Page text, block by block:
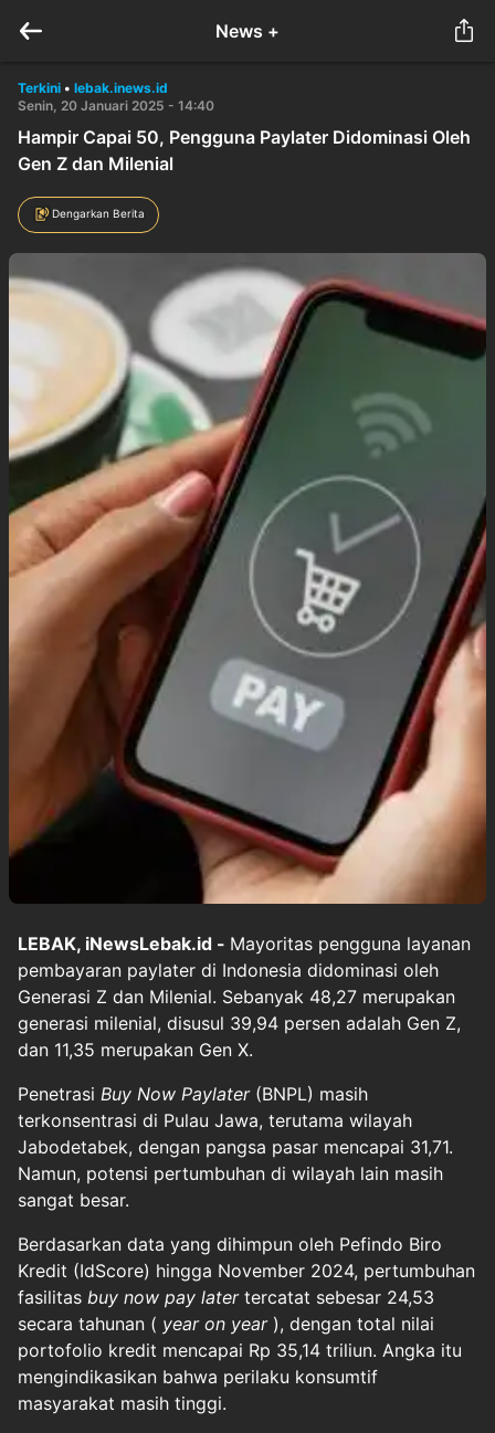
News +
Terkini • lebak.inews.id
Senin, 20 Januari 2025 - 14:40
Hampir Capai 50, Pengguna Paylater Didominasi Oleh
Gen Z dan Milenial
Dengarkan Berita
LEBAK, iNewsLebak.id - Mayoritas pengguna layanan
pembayaran paylater di Indonesia didominasi oleh
Generasi Z dan Milenial. Sebanyak 48,27 merupakan
generasi milenial, disusul 39,94 persen adalah Gen Z,
dan 11,35 merupakan Gen X.
Penetrasi Buy Now Paylater (BNPL) masih
terkonsentrasi di Pulau Jawa, terutama wilayah
Jabodetabek, dengan pangsa pasar mencapai 31,71.
Namun, potensi pertumbuhan di wilayah lain masih
sangat besar.
Berdasarkan data yang dihimpun oleh Pefindo Biro
Kredit (IdScore) hingga November 2024, pertumbuhan
fasilitas buy now pay later tercatat sebesar 24,53
secara tahunan ( year on year ), dengan total nilai
portofolio kredit mencapai Rp 35,14 triliun. Angka itu
mengindikasikan bahwa perilaku konsumtif
masyarakat masih tinggi.